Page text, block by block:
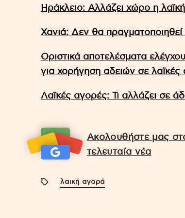
Ηράκλειο: Αλλάζει χώρο η
Χανιά: Δεν θα
Οριστικά αποτελέσματα
για χορήγηση αδειών σε λαϊκές
Λαϊκές αγορές: Τι αλλάζει σε
Ακολουθήστε μας
τελευταία νέα
λαική αγορά